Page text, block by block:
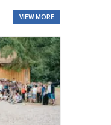
VIEW MORE